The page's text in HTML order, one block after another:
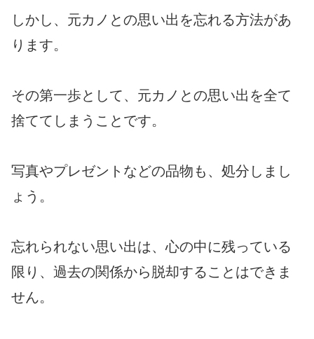
しかし、元カノとの思い出を忘れる方法があ
ります。
その第一歩として、元カノとの思い出を全て
捨ててしまうことです。
写真やプレゼントなどの品物も、処分しまし
ょう。
忘れられない思い出は、心の中に残っている
限り、過去の関係から脱却することはできま
せん。